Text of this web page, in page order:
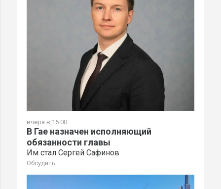
вчера в 15:00
В Гае назначен исполняющий
обязанности главы
Им стал Сергей Сафинов
Обсудить